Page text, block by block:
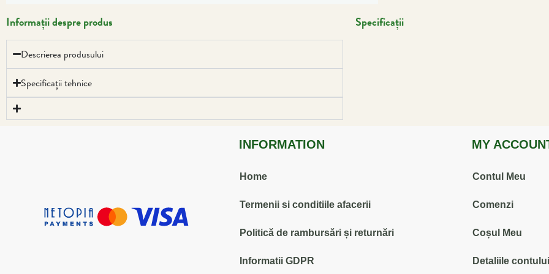
Informații despre produs
Descrierea produsului
Specificații tehnice
Specificații
INFORMATION
Home
Termenii si conditiile afacerii
Politică de rambursări și returnări
Informatii GDPR
MY
Contul Meu
Comenzi
Coșul Meu
Detaliile contului